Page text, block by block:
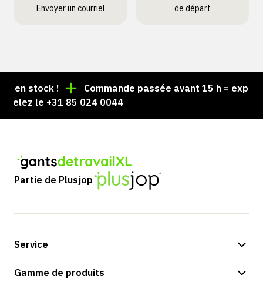
Envoyer un courriel
de départ
stock !
Commande passée avant 15 h = expédiée
le +31 85 024 0044
Partie de Plusjop
Service
Options de paiement
Gamme de produits